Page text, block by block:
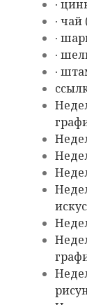
∙
∙ чай
∙
∙
∙